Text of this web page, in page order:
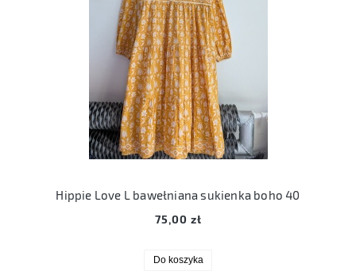
Hippie Love L bawełniana sukienka boho 40
75,00 zł
Do koszyka